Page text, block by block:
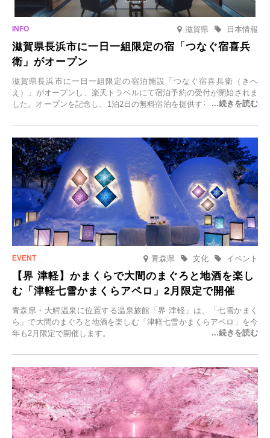
滋賀県 日本情報
滋賀県長浜市に一日一組限定の宿「つなぐ宿喜兵
衛」がオープン
滋賀県長浜市に一日一組限定の宿泊施設「つなぐ宿喜兵衛（きへ
え）」がオープンし、楽天トラベルにて宿泊予約の受付が開始されま
した。オープンを記念し、1泊2日の無料宿泊を提供するキャンペーン
一組限定の宿だからこそ叶う、大切な人との特別な時間を体験いただ
けます。
青森県 イベント
文化
【界 津軽】かまくらで大間のまぐろと地酒を楽し
む「津軽七雪かまくらアペロ」2月限定で開催
青森県・大鰐温泉に位置する温泉旅館「界 津軽」は、「七雪かまく
ら」で大間のまぐろと地酒を楽しむ「津軽七雪かまくらアペロ」を今
年も2月限定で開催します。